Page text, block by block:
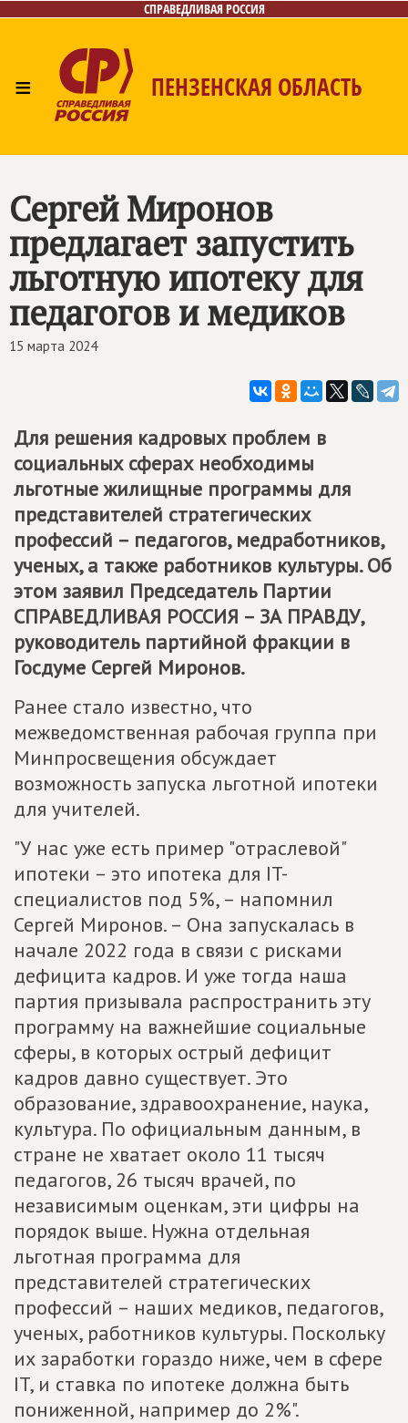
СПРАВЕДЛИВАЯ РОССИЯ
≡ ПЕНЗЕНСКАЯ ОБЛАСТЬ
Сергей Миронов
предлагает запустить
льготную ипотеку для
педагогов и медиков
15 марта 2024
Для решения кадровых проблем в
социальных сферах необходимы
льготные жилищные программы для
представителей стратегических
профессий – педагогов, медработников,
ученых, а также работников культуры. Об
этом заявил Председатель Партии
СПРАВЕДЛИВАЯ РОССИЯ – ЗА ПРАВДУ,
руководитель партийной фракции в
Госдуме Сергей Миронов.
Ранее стало известно, что
межведомственная рабочая группа при
Минпросвещения обсуждает
возможность запуска льготной ипотеки
для учителей.
"У нас уже есть пример "отраслевой"
ипотеки – это ипотека для IT-
специалистов под 5%, – напомнил
Сергей Миронов. – Она запускалась в
начале 2022 года в связи с рисками
дефицита кадров. И уже тогда наша
партия призывала распространить эту
программу на важнейшие социальные
сферы, в которых острый дефицит
кадров давно существует. Это
образование, здравоохранение, наука,
культура. По официальным данным, в
стране не хватает около 11 тысяч
педагогов, 26 тысяч врачей, по
независимым оценкам, эти цифры на
порядок выше. Нужна отдельная
льготная программа для
представителей стратегических
профессий – наших медиков, педагогов,
ученых, работников культуры. Поскольку
их заработки гораздо ниже, чем в сфере
IT, и ставка по ипотеке должна быть
пониженной, например до 2%".